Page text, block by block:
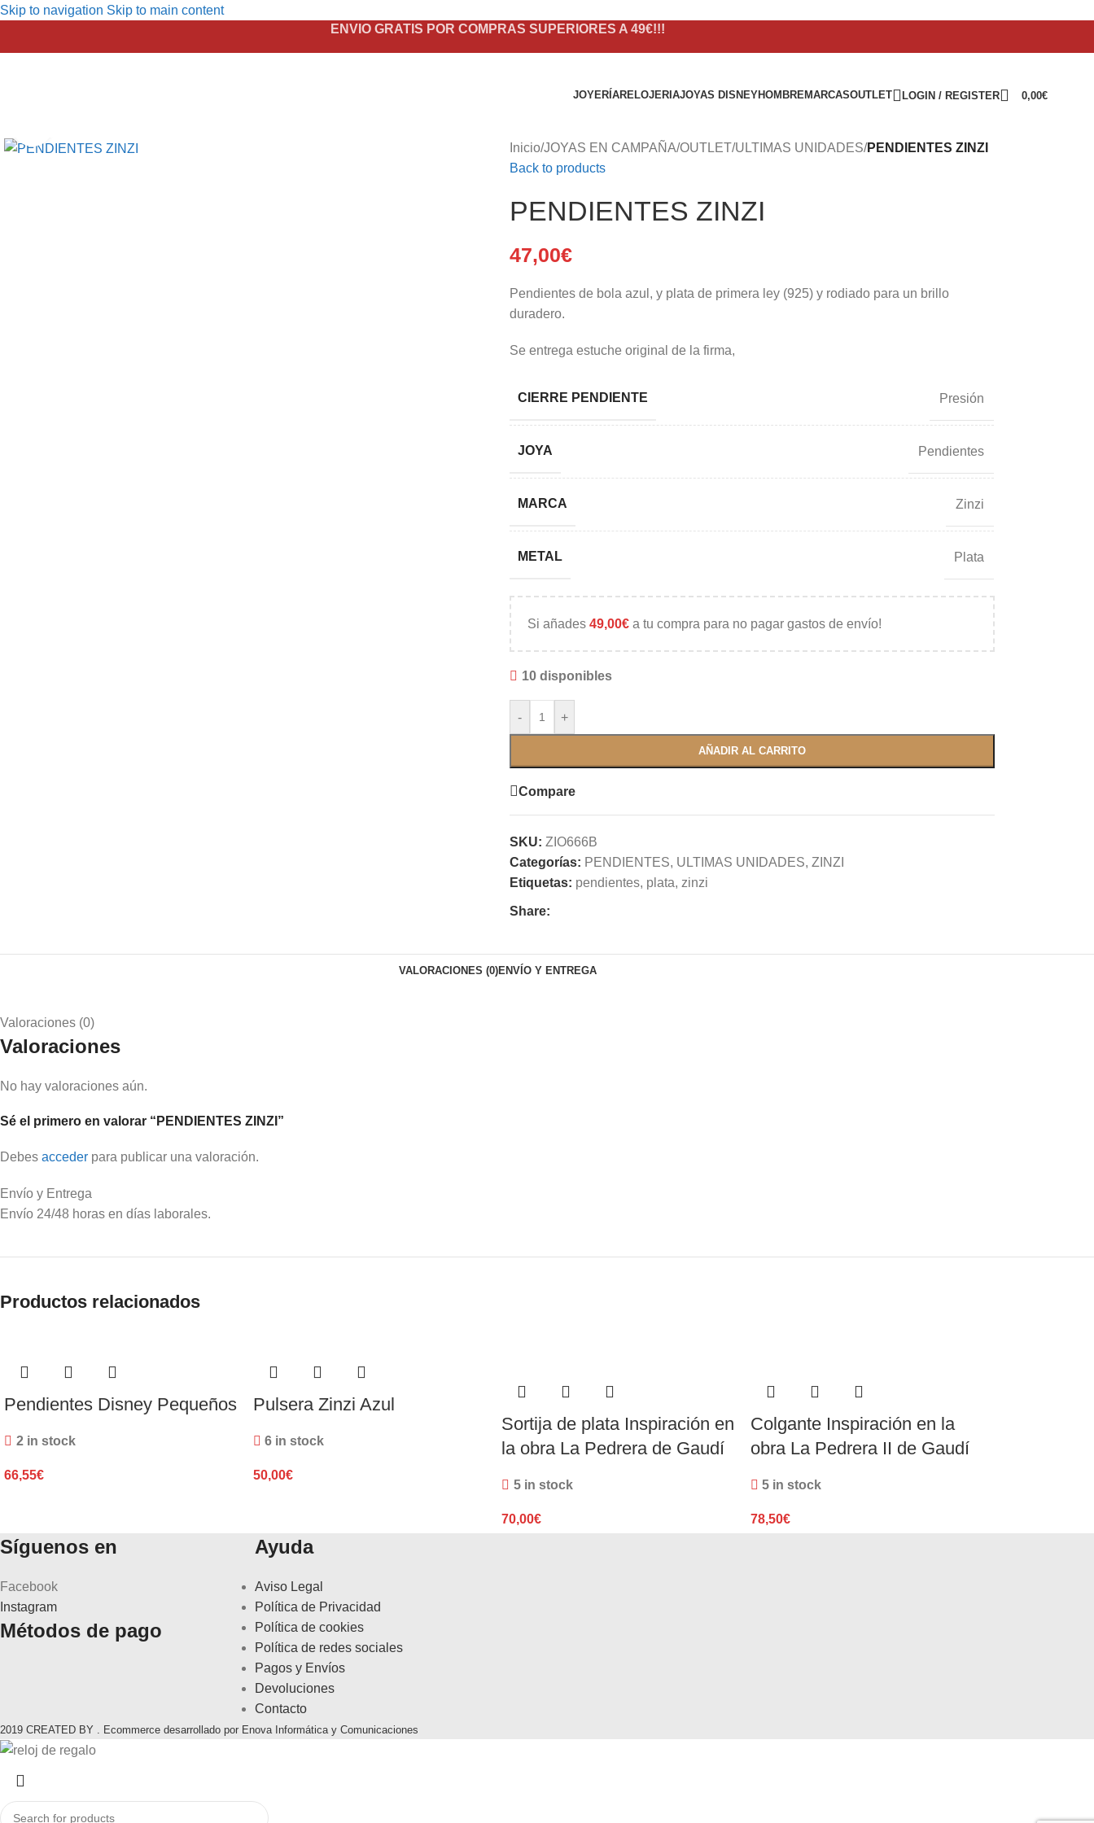
Skip to navigation Skip to main content
ENVIO GRATIS POR COMPRAS SUPERIORES A 49€!!!
JOYERÍARELOJERIAJOYAS DISNEYHOMBREMARCASOUTLET LOGIN / REGISTER 0,00€
Inicio/JOYAS EN CAMPAÑA/OUTLET/ULTIMAS UNIDADES/PENDIENTES ZINZI
Back to products
PENDIENTES ZINZI
47,00€
Pendientes de bola azul, y plata de primera ley (925) y rodiado para un brillo
duradero.
Se entrega estuche original de la firma,
CIERRE PENDIENTE Presión
JOYA Pendientes
MARCA Zinzi
METAL Plata
Si añades 49,00€a tu compra para no pagar gastos de envío!
10 disponibles
- +
AÑADIR AL CARRITO
Compare
SKU: ZIO666B
Categorías: PENDIENTES, ULTIMAS UNIDADES, ZINZI
Etiquetas: pendientes, plata, zinzi
Share:
VALORACIONES (0)ENVÍO Y ENTREGA
Valoraciones (0)
Valoraciones
No hay valoraciones aún.
Sé el primero en valorar “PENDIENTES ZINZI”
Debes acceder para publicar una valoración.
Envío y Entrega
Envío 24/48 horas en días laborales.
Productos relacionados
Pendientes Disney Pequeños
2 in stock
66,55€
Pulsera Zinzi Azul
6 in stock
50,00€
Sortija de plata Inspiración en
la obra La Pedrera de Gaudí
5 in stock
70,00€
Colgante Inspiración en la
obra La Pedrera II de Gaudí
5 in stock
78,50€
Síguenos en
Facebook
Instagram
Métodos de pago
Ayuda
Aviso Legal
Política de Privacidad
Política de cookies
Política de redes sociales
Pagos y Envíos
Devoluciones
Contacto
2019 CREATED BY . Ecommerce desarrollado por Enova Informática y Comunicaciones